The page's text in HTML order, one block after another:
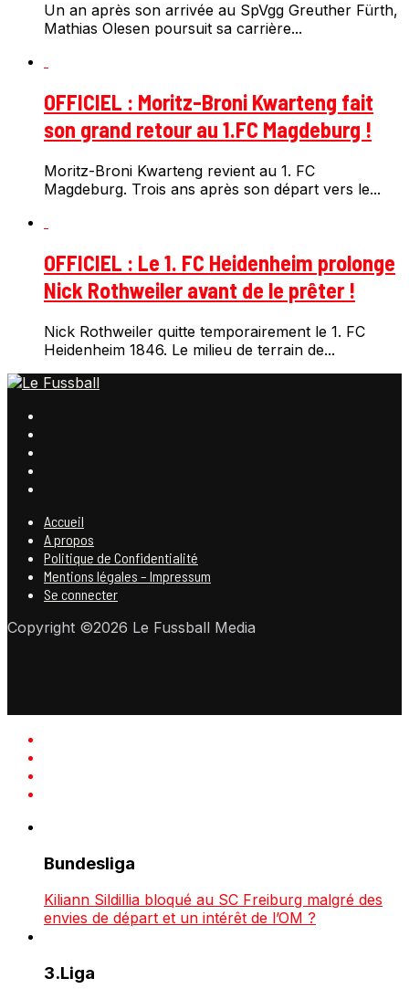
Un an après son arrivée au SpVgg Greuther Fürth,
Mathias Olesen poursuit sa carrière...
OFFICIEL : Moritz-Broni Kwarteng fait
son grand retour au 1.FC Magdeburg !
Moritz-Broni Kwarteng revient au 1. FC
Magdeburg. Trois ans après son départ vers le...
OFFICIEL : Le 1. FC Heidenheim prolonge
Nick Rothweiler avant de le prêter !
Nick Rothweiler quitte temporairement le 1. FC
Heidenheim 1846. Le milieu de terrain de...
Accueil
A propos
Politique de Confidentialité
Mentions légales – Impressum
Se connecter
Copyright ©2026 Le Fussball Media
Bundesliga
Kiliann Sildillia bloqué au SC Freiburg malgré des
envies de départ et un intérêt de l’OM ?
3.Liga